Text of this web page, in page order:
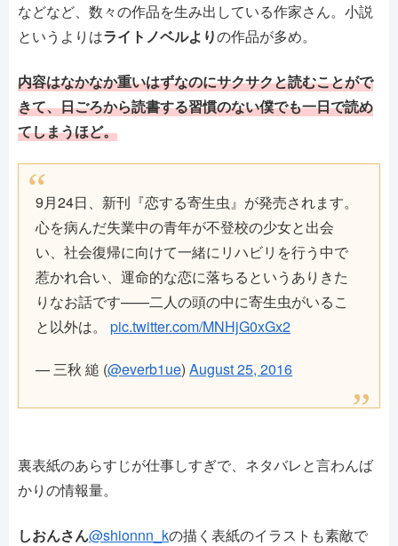
などなど、数々の作品を生み出している作家さん。小説
というよりはライトノベルよりの作品が多め。
内容はなかなか重いはずなのにサクサクと読むことがで
きて、日ごろから読書する習慣のない僕でも一日で読め
てしまうほど。
9月24日、新刊『恋する寄生虫』が発売されます。
心を病んだ失業中の青年が不登校の少女と出会
い、社会復帰に向けて一緒にリハビリを行う中で
惹かれ合い、運命的な恋に落ちるというありきた
りなお話です——二人の頭の中に寄生虫がいるこ
と以外は。pic.twitter.com/MNHjG0xGx2
— 三秋 縋 (@everb1ue)August 25, 2016
裏表紙のあらすじが仕事しすぎで、ネタバレと言わんば
かりの情報量。
しおんさん@shionnn_kの描く表紙のイラストも素敵で